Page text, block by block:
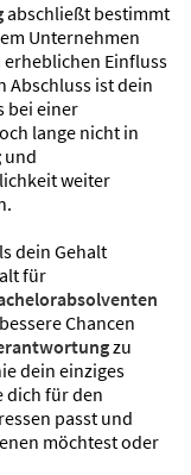
abschließt bestimmt
Unternehmen
Einfluss
Abschluss ist dein
bei einer
lange nicht in
und
weiter
dein Gehalt
für
Chancen
zu
dein einziges
dich für den
passt und
möchtest oder